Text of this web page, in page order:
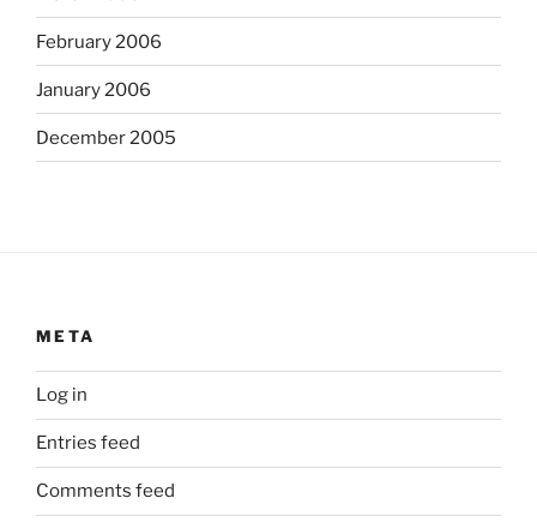
February 2006
January 2006
December 2005
META
Log in
Entries feed
Comments feed